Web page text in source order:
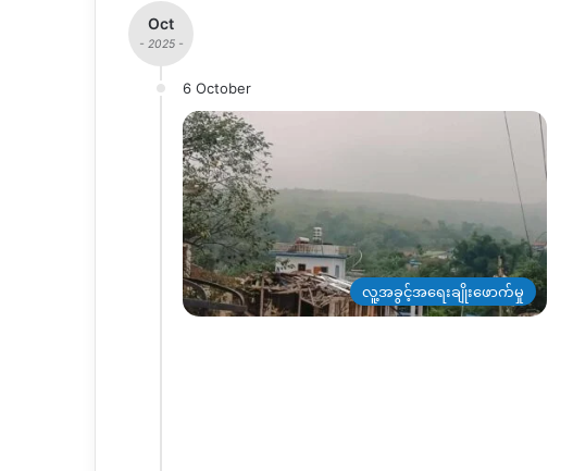
Oct
- 2025 -
6 October
လူ့အခွင့်အရေးချိုးဖောက်မှု